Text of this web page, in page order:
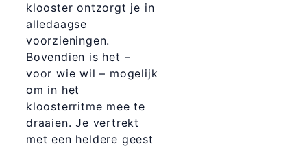
klooster ontzorgt je in
alledaagse
voorzieningen.
Bovendien is het –
voor wie wil – mogelijk
om in het
kloosterritme mee te
draaien. Je vertrekt
met een heldere geest